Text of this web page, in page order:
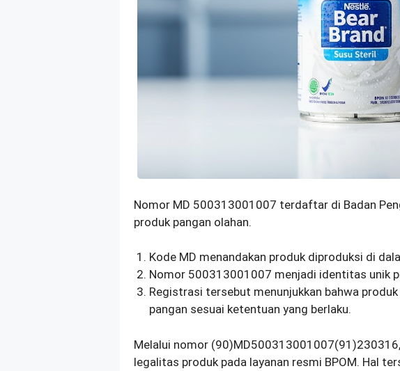
Nomor MD 500313001007 terdaftar di Badan
produk pangan olahan.
Kode MD menandakan produk diproduksi di
Nomor 500313001007 menjadi identitas unik
Registrasi tersebut menunjukkan bahwa
pangan sesuai ketentuan yang berlaku.
Melalui nomor
legalitas produk pada layanan resmi BPOM. Hal